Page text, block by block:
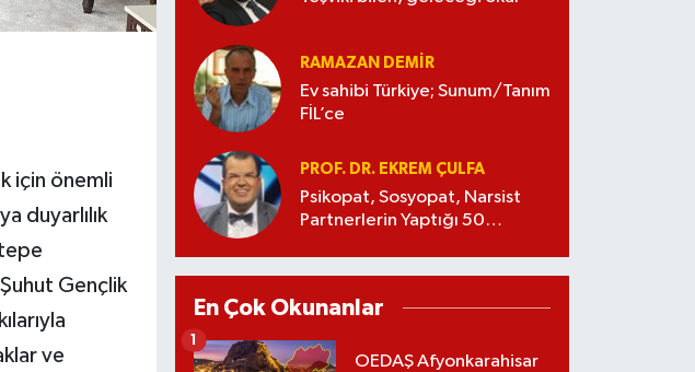
için önemli
duyarlılık
Gençlik
ve
RAMAZAN DEMİR
Ev sahibi Türkiye; Sunum/Tanım
FİL’ce
PROF. DR. EKREM ÇULFA
Psikopat, Sosyopat, Narsist
Partnerlerin Yaptığı 50
En Çok Okunanlar
OEDAŞ Afyonkarahisar
1